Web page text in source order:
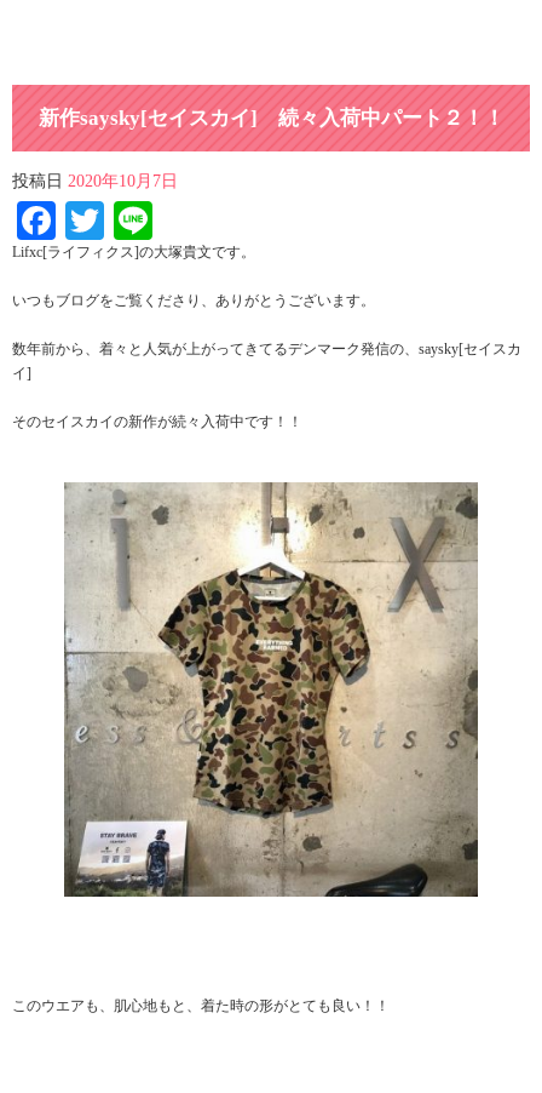
新作saysky[セイスカイ] 続々入荷中パート２！！
投稿日 2020年10月7日
Facebook
Twitter
Lifxc[ライフィクス]の大塚貴文です。
いつもブログをご覧くださり、ありがとうございます。
数年前から、着々と人気が上がってきてるデンマーク発信の、saysky[セイスカ
イ]
そのセイスカイの新作が続々入荷中です！！
このウエアも、肌心地もと、着た時の形がとても良い！！